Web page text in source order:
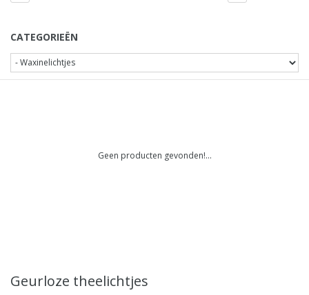
CATEGORIEËN
Geen producten gevonden!...
Geurloze theelichtjes